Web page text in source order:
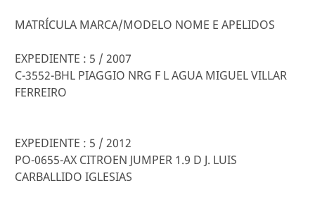
MATRÍCULA MARCA/MODELO NOME E APELIDOS
EXPEDIENTE : 5 / 2007
C-3552-BHL PIAGGIO NRG F L AGUA MIGUEL VILLAR
FERREIRO
EXPEDIENTE : 5 / 2012
PO-0655-AX CITROEN JUMPER 1.9 D J. LUIS
CARBALLIDO IGLESIAS